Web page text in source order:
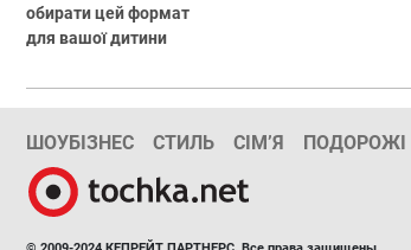
обирати цей формат
для вашої дитини
ШОУБІЗНЕС СТИЛЬ СІМ’Я ПОДОРОЖІ